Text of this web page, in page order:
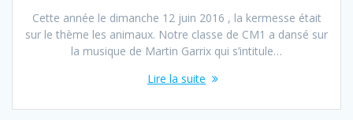
Cette année le dimanche 12 juin 2016 , la kermesse était
sur le thème les animaux. Notre classe de CM1 a dansé sur
la musique de Martin Garrix qui s’intitule…
Lire la suite